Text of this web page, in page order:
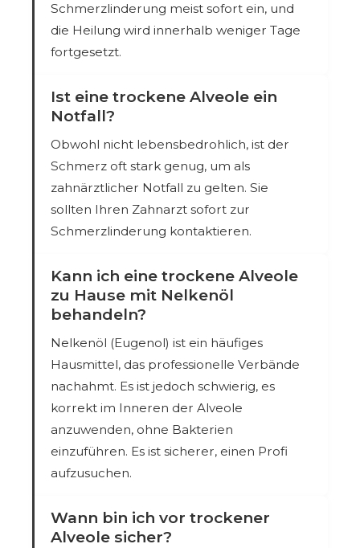
Schmerzlinderung meist sofort ein, und
die Heilung wird innerhalb weniger Tage
fortgesetzt.
Ist eine trockene Alveole ein
Notfall?
Obwohl nicht lebensbedrohlich, ist der
Schmerz oft stark genug, um als
zahnärztlicher Notfall zu gelten. Sie
sollten Ihren Zahnarzt sofort zur
Schmerzlinderung kontaktieren.
Kann ich eine trockene Alveole
zu Hause mit Nelkenöl
behandeln?
Nelkenöl (Eugenol) ist ein häufiges
Hausmittel, das professionelle Verbände
nachahmt. Es ist jedoch schwierig, es
korrekt im Inneren der Alveole
anzuwenden, ohne Bakterien
einzuführen. Es ist sicherer, einen Profi
aufzusuchen.
Wann bin ich vor trockener
Alveole sicher?